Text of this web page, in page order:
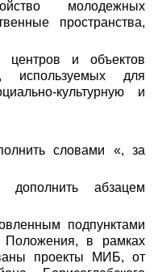
молодежных
пространства,
центров и объектов
используемых для
культурную и
словами «, за
абзацем
подпунктами
Положения, в рамках
проекты МИБ, от